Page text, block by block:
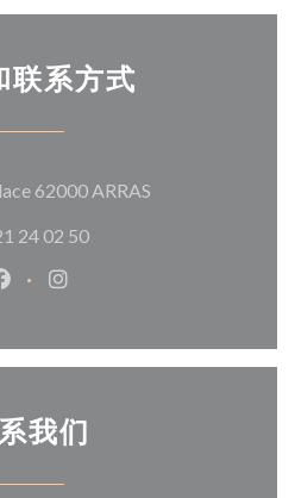
联系方式
62000 ARRAS
24 02 50
Facebook ((在新窗口中打开))
Instagram ((在新窗口中
我们